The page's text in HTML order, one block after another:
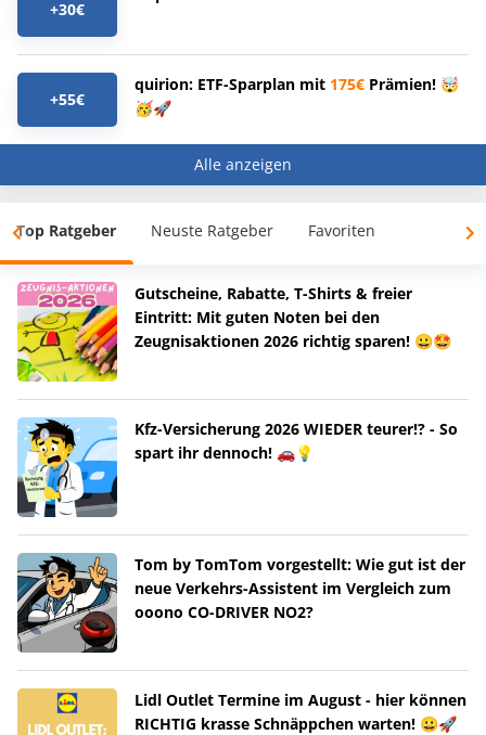
+30€
+55€
quirion: ETF-Sparplan mit 175€ Prämien! 🤯
🥳🚀
Alle anzeigen
Top Ratgeber Neuste Ratgeber Favoriten
Gutscheine, Rabatte, T-Shirts & freier
Eintritt: Mit guten Noten bei den
Zeugnisaktionen 2026 richtig sparen! 😀🤩
Kfz-Versicherung 2026 WIEDER teurer!? - So
spart ihr dennoch! 🚗💡
Tom by TomTom vorgestellt: Wie gut ist der
neue Verkehrs-Assistent im Vergleich zum
ooono CO-DRIVER NO2?
Lidl Outlet Termine im August - hier können
RICHTIG krasse Schnäppchen warten! 😀🚀